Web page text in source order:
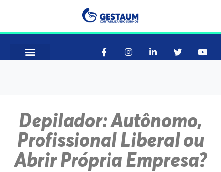
Depilador: Autônomo,
Profissional Liberal ou
Abrir Própria Empresa?